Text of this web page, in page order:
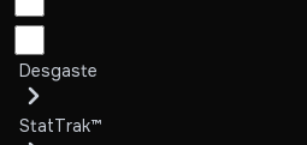
Desgaste
StatTrak™